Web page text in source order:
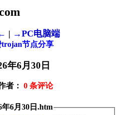
| →PC电脑端
trojan节点分享
年6月30日
者： 0 条评论
6月30日.htm